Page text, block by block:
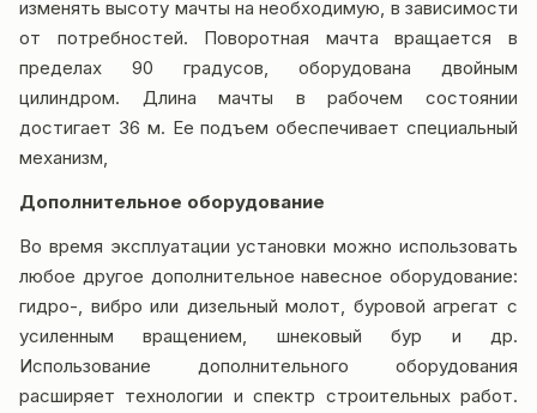
изменять высоту мачты на необходимую, в зависимости
от потребностей. Поворотная мачта вращается в
пределах 90 градусов, оборудована двойным
цилиндром. Длина мачты в рабочем состоянии
достигает 36 м. Ее подъем обеспечивает специальный
механизм,
Дополнительное оборудование
Во время эксплуатации установки можно использовать
любое другое дополнительное навесное оборудование:
гидро-, вибро или дизельный молот, буровой агрегат с
усиленным вращением, шнековый бур и др.
Использование дополнительного оборудования
расширяет технологии и спектр строительных работ.